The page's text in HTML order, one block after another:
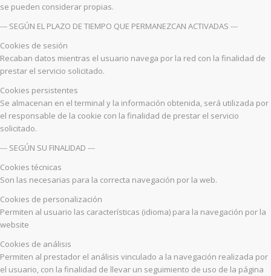
se pueden considerar propias.
--- SEGÚN EL PLAZO DE TIEMPO QUE PERMANEZCAN ACTIVADAS ---
Cookies de sesión
Recaban datos mientras el usuario navega por la red con la finalidad de
prestar el servicio solicitado.
Cookies persistentes
Se almacenan en el terminal y la información obtenida, será utilizada por
el responsable de la cookie con la finalidad de prestar el servicio
solicitado.
--- SEGÚN SU FINALIDAD ---
Cookies técnicas
Son las necesarias para la correcta navegación por la web.
Cookies de personalización
Permiten al usuario las características (idioma) para la navegación por la
website
Cookies de análisis
Permiten al prestador el análisis vinculado a la navegación realizada por
el usuario, con la finalidad de llevar un seguimiento de uso de la página